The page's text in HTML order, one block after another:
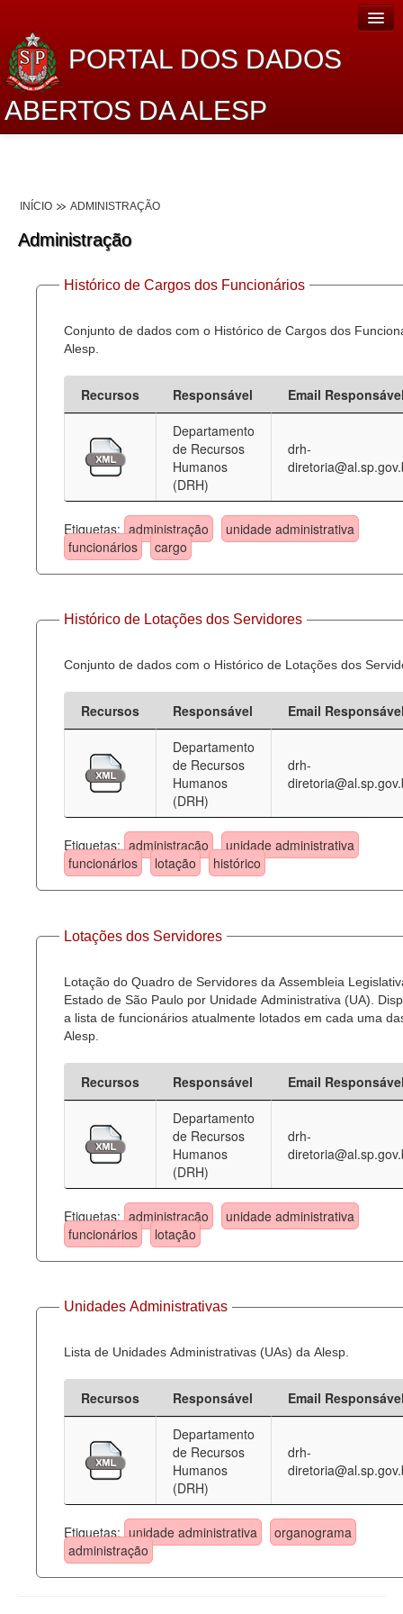
PORTAL DOS DADOS
ABERTOS DA ALESP
Dados Abertos Alesp
Lei de Acesso à Informação
Dados Governamentais Abertos
Planejamento
Catálogo de dados
Processo Legislativo
Administração
Legislação
Agenda
Perguntas frequentes
Contato
INÍCIO ADMINISTRAÇÃO
Administração
Histórico de Cargos dos Funcionários
Conjunto de dados com o Histórico de Cargos dos
Alesp.
Recursos Responsável
Email
Departamento
de Recursos
Humanos
(DRH)
drh-
Etiquetas: administração
unidade administrativa
funcionários
cargo
Histórico de Lotações dos Servidores
Conjunto de dados com o Histórico de Lotações dos
Recursos Responsável
Email
Departamento
de Recursos
Humanos
(DRH)
drh-
Etiquetas: administração
unidade administrativa
funcionários
lotação histórico
Lotações dos Servidores
Lotação do Quadro de Servidores da Assembleia
Estado de São Paulo por Unidade Administrativa (UA).
a lista de funcionários atualmente lotados em cada uma
Alesp.
Recursos Responsável
Email
Departamento
de Recursos
Humanos
(DRH)
drh-
Etiquetas: administração
unidade administrativa
funcionários
lotação
Unidades Administrativas
Lista de Unidades Administrativas (UAs) da Alesp.
Recursos Responsável
Email
Departamento
de Recursos
Humanos
(DRH)
drh-
Etiquetas: unidade administrativa
organograma
administração